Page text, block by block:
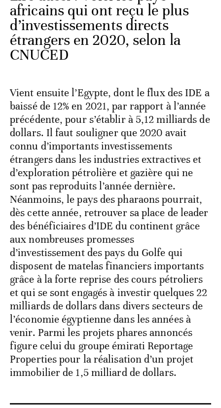
africains qui ont reçu le plus
d’investissements directs
étrangers en 2020, selon la
CNUCED
Vient ensuite l’Egypte, dont le flux des IDE a
baissé de 12% en 2021, par rapport à l’année
précédente, pour s’établir à 5,12 milliards de
dollars. Il faut souligner que 2020 avait
connu d’importants investissements
étrangers dans les industries extractives et
d’exploration pétrolière et gazière qui ne
sont pas reproduits l’année dernière.
Néanmoins, le pays des pharaons pourrait,
dès cette année, retrouver sa place de leader
des bénéficiaires d’IDE du continent grâce
aux nombreuses promesses
d’investissement des pays du Golfe qui
disposent de matelas financiers importants
grâce à la forte reprise des cours pétroliers
et qui se sont engagés à investir quelques 22
milliards de dollars dans divers secteurs de
l’économie égyptienne dans les années à
venir. Parmi les projets phares annoncés
figure celui du groupe émirati Reportage
Properties pour la réalisation d’un projet
immobilier de 1,5 milliard de dollars.